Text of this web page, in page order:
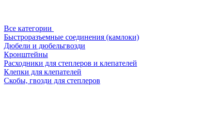
Все категории
Быстроразъемные соединения (камлоки)
Дюбели и дюбельгвозди
Кронштейны
Расходники для степлеров и клепателей
Клепки для клепателей
Скобы, гвозди для степлеров